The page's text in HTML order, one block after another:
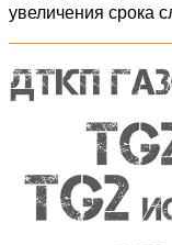
увеличения срока